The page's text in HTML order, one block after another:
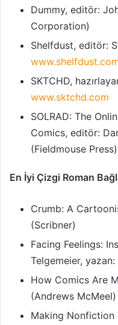
Dummy, editör:
Corporation)
Shelfdust, editör:
SKTCHD,
www.sktchd.com
SOLRAD: The
Comics, editör:
(Fieldmouse Press)
En İyi Çizgi Roman
Crumb: A
(Scribner)
Facing Feelings:
Telgemeier,
How Comics Are
(Andrews McMeel)
Making Nonfiction